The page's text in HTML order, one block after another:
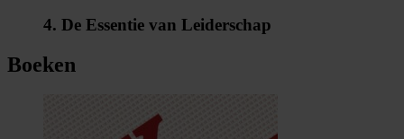
4. De Essentie van Leiderschap
Boeken